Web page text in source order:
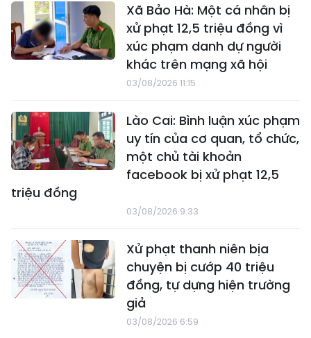
Xã Bảo Hà: Một cá nhân bị
xử phạt 12,5 triệu đồng vì
xúc phạm danh dự người
khác trên mạng xã hội
03/08/2026 11:15
Lào Cai: Bình luận xúc phạm
uy tín của cơ quan, tổ chức,
một chủ tài khoản
facebook bị xử phạt 12,5
triệu đồng
03/08/2026 9:33
Xử phạt thanh niên bịa
chuyện bị cướp 40 triệu
đồng, tự dựng hiện trường
giả
03/08/2026 6:59